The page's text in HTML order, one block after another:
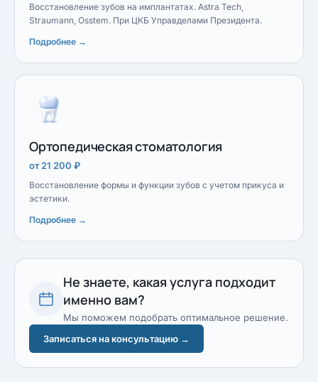
Восстановление зубов на имплантатах. Astra Tech,
Straumann, Osstem. При ЦКБ Управделами Президента.
Подробнее →
Ортопедическая стоматология
от 21 200 ₽
Восстановление формы и функции зубов с учетом прикуса и
эстетики.
Подробнее →
Не знаете, какая услуга подходит
именно вам?
Мы поможем подобрать оптимальное решение.
Записаться на консультацию →